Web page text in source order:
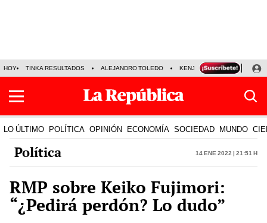
HOY TINKA RESULTADOS ALEJANDRO TOLEDO KENJI FUJIMORI
LO ÚLTIMO POLÍTICA OPINIÓN ECONOMÍA SOCIEDAD MUNDO
Política 14 Ene 2022 | 21:51 h
RMP sobre Keiko Fujimori:
“¿Pedirá perdón? Lo dudo”